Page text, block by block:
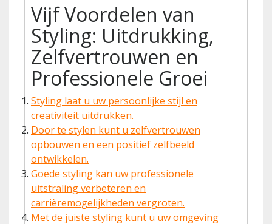
Vijf Voordelen van
Styling: Uitdrukking,
Zelfvertrouwen en
Professionele Groei
Styling laat u uw persoonlijke stijl en
creativiteit uitdrukken.
Door te stylen kunt u zelfvertrouwen
opbouwen en een positief zelfbeeld
ontwikkelen.
Goede styling kan uw professionele
uitstraling verbeteren en
carrièremogelijkheden vergroten.
Met de juiste styling kunt u uw omgeving